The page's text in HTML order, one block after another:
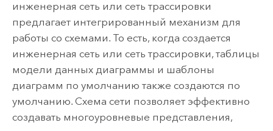
инженерная сеть или сеть трассировки
предлагает интегрированный механизм для
работы со схемами. То есть, когда создается
инженерная сеть или сеть трассировки, таблицы
модели данных диаграммы и шаблоны
диаграмм по умолчанию также создаются по
умолчанию. Схема сети позволяет эффективно
создавать многоуровневые представления,